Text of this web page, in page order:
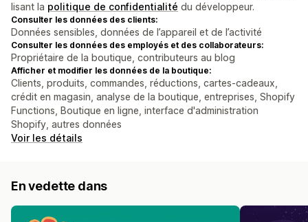
lisant la politique de confidentialité du développeur.
Consulter les données des clients:
Données sensibles, données de l’appareil et de l’activité
Consulter les données des employés et des collaborateurs:
Propriétaire de la boutique, contributeurs au blog
Afficher et modifier les données de la boutique:
Clients, produits, commandes, réductions, cartes-cadeaux,
crédit en magasin, analyse de la boutique, entreprises, Shopify
Functions, Boutique en ligne, interface d'administration
Shopify, autres données
Voir les détails
En vedette dans